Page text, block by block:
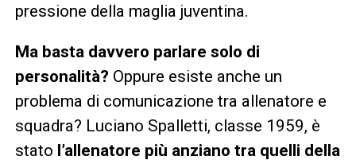
pressione della maglia juventina.
Ma basta davvero parlare solo di
personalità? Oppure esiste anche un
problema di comunicazione tra allenatore e
squadra? Luciano Spalletti, classe 1959, è
stato l’allenatore più anziano tra quelli della